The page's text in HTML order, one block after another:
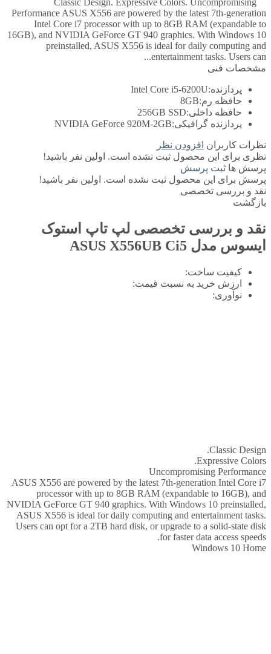
Performance ASUS X556 are powered by the latest 7th-generation
Intel Core i7 processor with up to 8GB RAM (expandable to
16GB), and NVIDIA GeForce GT 940 graphics. With Windows 10
preinstalled, ASUS X556 is ideal for daily computing and
entertainment tasks. Users can...
مشخصات فنی
پردازنده:Intel Core i5-6200U
حافظه رم:8GB
حافظه داخلی:256GB SSD
پردازنده گرافیکی:NVIDIA GeForce 920M-2GB
نظرات کاربران افزودن نظر
نظری برای این محصول ثبت نشده است. اولین نفر باشید!
پرسش ها ثبت پرسش
پرسش برای این محصول ثبت نشده است. اولین نفر باشید!
نقد و بررسی تخصصی
بازگشت
نقد و بررسی تخصصی لپ تاپ استوک
ایسوس مدل ASUS X556UB Ci5
کیفیت ساخت:
ارزش خرید به نسبت قیمت:
نوآوری:
Classic Design.
Expressive Colors.
Uncompromising Performance
ASUS X556 are powered by the latest 7th-generation Intel Core i7
processor with up to 8GB RAM (expandable to 16GB), and
NVIDIA GeForce GT 940 graphics. With Windows 10 preinstalled,
ASUS X556 is ideal for daily computing and entertainment tasks.
Users can opt for a 2TB hard disk, or upgrade to a solid-state disk
for faster data access speeds.
Windows 10 Home